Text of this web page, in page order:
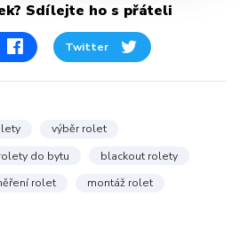
Sdílejte ho s přáteli
Twitter
výběr rolet
do bytu
blackout rolety
rolet montáž rolet